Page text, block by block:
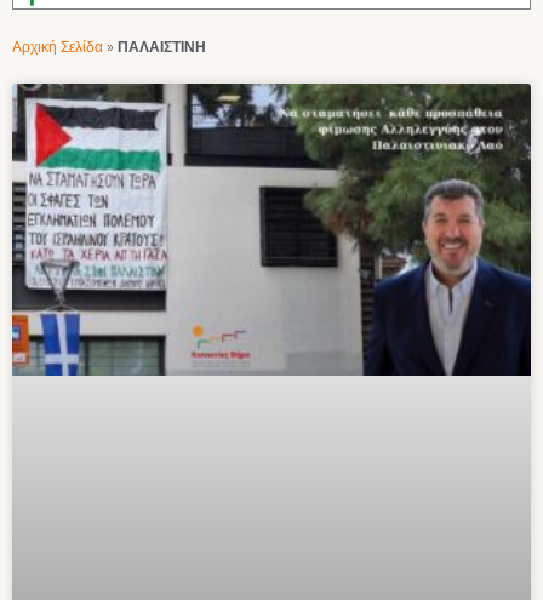
Αρχική Σελίδα » ΠΑΛΑΙΣΤΙΝΗ